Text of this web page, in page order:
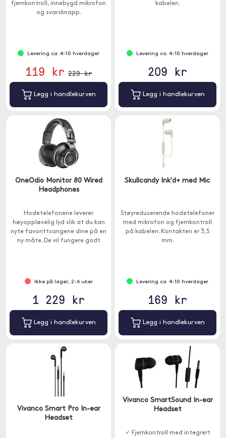
fjernkontroll, innebygd mikrofon
og svarsknapp.
Levering ca. 4-10 hverdager
119 kr 229 kr
Legg i handlekurven
kabelen.
Levering ca. 4-10 hverdager
209 kr
Legg i handlekurven
OneOdio Monitor 80 Wired
Headphones
Hodetelefonene leverer
høyoppløselig lyd slik at du kan
nyte favorittsangene dine på en
ny måte. De vil fungere godt
Ikke på lager, 2-6 uker
1 229 kr
Legg i handlekurven
Skullcandy Ink'd+ med Mic
Støyreduserende hodetelefoner
med mikrofon og fjernkontroll
på kabelen. Kontakten er 3,5
mm.
Levering ca. 4-10 hverdager
169 kr
Legg i handlekurven
Vivanco Smart Pro In-ear
Headset
Vivanco SmartSound In-ear
Headset
✓ Fjernkontroll med integrert